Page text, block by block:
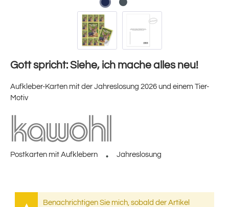
Gott spricht: Siehe, ich mache alles neu!
Aufkleber-Karten mit der Jahreslosung 2026 und einem Tier-
Motiv
Postkarten mit Aufklebern Jahreslosung
Benachrichtigen Sie mich, sobald der Artikel